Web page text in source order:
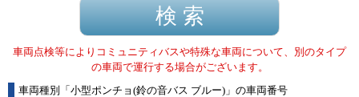
車両点検等によりコミュニティバスや特殊な車両について、別のタイプ
の車両で運行する場合がございます。
車両種別
「 小型ポンチョ(鈴の音バス ブルー) 」 の車両番号